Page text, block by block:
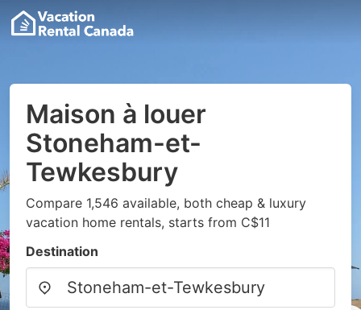
Maison à louer
Stoneham-et-
Tewkesbury
Compare 1,546 available, both cheap & luxury
vacation home rentals, starts from C$11
Destination